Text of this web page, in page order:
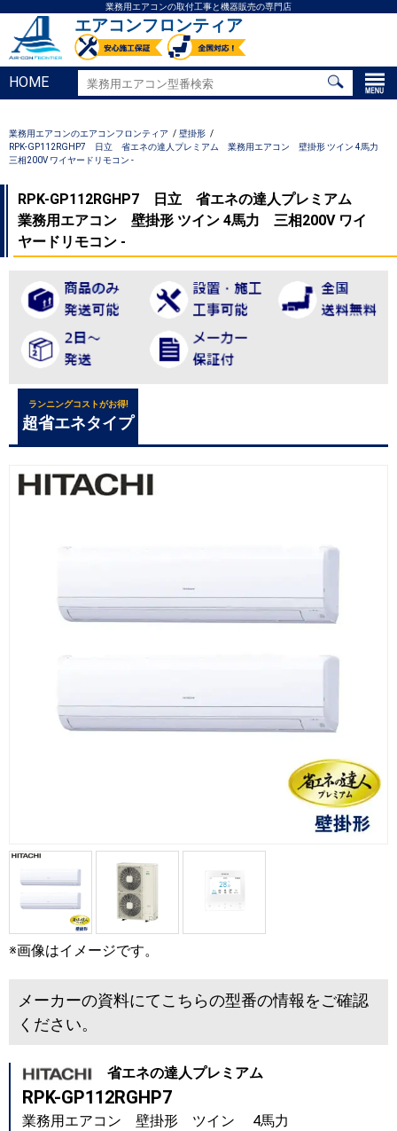
業務用エアコンの取付工事と機器販売の専門店
エアコンフロンティア
HOME
業務用エアコンのエアコンフロンティア
壁掛形
RPK-GP112RGHP7 日立 省エネの達人プレミアム 業務用エアコン 壁掛形 ツイン 4馬力
三相200V ワイヤードリモコン -
RPK-GP112RGHP7 日立 省エネの達人プレミアム
業務用エアコン 壁掛形 ツイン 4馬力 三相200V ワイ
ヤードリモコン -
ランニングコストがお得!
超省エネタイプ
※画像はイメージです。
メーカーの資料にてこちらの型番の情報をご確認
ください。
省エネの達人プレミアム
RPK-GP112RGHP7
業務用エアコン 壁掛形 ツイン 4馬力